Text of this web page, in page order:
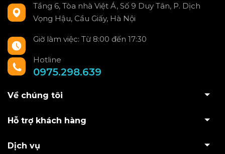
Tầng 6, Tòa nhà Việt Á, Số 9 Duy Tân, P. Dịch
Vọng Hậu, Cầu Giấy, Hà Nội
Giờ làm việc: Từ 8:00 đến 17:30
Hotline
0975.298.639
Về chúng tôi
Hỗ trợ khách hàng
Dịch vụ